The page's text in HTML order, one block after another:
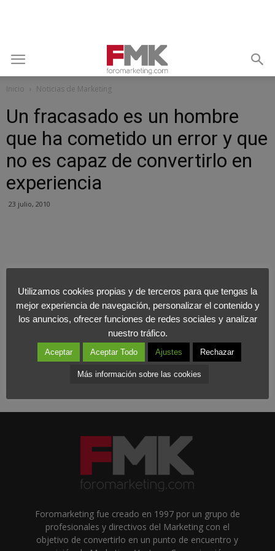
Inicio Noticias de Marketing
Un fracasado es un hombre
que ha cometido un error y que
no es capaz de convertirlo en
experiencia
23 julio, 2010
Foromarketing fue creado en 1997 por un grupo de
profesionales y directivos del Marketing con el
objetivo de convertirlo en un punto de encuentro y
Utilizamos cookies propias y de terceros para que tengas la
mejor experiencia de navegación, personalizar el contenido y
los anuncios, ofrecer funciones de redes sociales y analizar
nuestro tráfico.
Aceptar Aceptar Todo Ajustes Rechazar
Más información sobre las cookies